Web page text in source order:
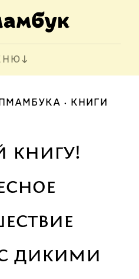
КНИГИ
книгу!
дикими